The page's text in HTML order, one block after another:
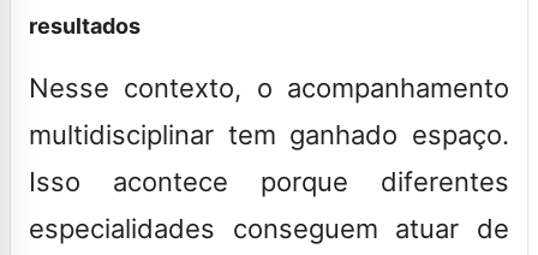
resultados
Nesse contexto, o acompanhamento
multidisciplinar tem ganhado espaço.
Isso acontece porque diferentes
especialidades conseguem atuar de